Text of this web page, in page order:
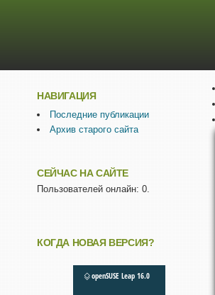
НАВИГАЦИЯ
Последние публикации
Архив старого сайта
СЕЙЧАС НА САЙТЕ
Пользователей онлайн: 0.
КОГДА НОВАЯ ВЕРСИЯ?